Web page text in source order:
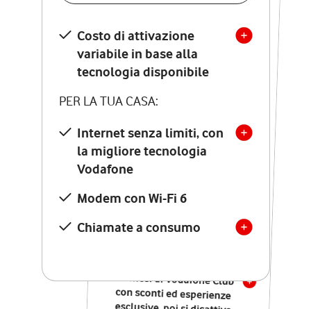
Costo di attivazione
variabile in base alla
tecnologia disponibile
PER LA TUA CASA:
Internet senza limiti, con
la migliore tecnologia
Vodafone
Modem con Wi-Fi 6
Chiamate a consumo
Costo di attivazione
variabile in base alla
tecnologia disponibile
PER LA TUA CASA:
Internet senza limiti, con
la migliore tecnologia
Vodafone
Modem Seven con Wi-Fi 7
Chiamate illimitate verso
numeri fissi e mobili
nazionali
12 mesi di Vodafone Club
con sconti ed esperienze
esclusive, poi si disattiva